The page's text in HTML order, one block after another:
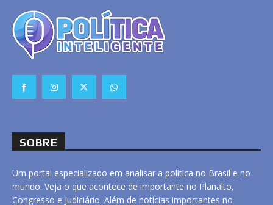
SOBRE
Um portal especializado em analisar a política no Brasil e no
mundo. Veja o que acontece de importante no Planalto,
Congresso e Judiciário. Além de notícias importantes no